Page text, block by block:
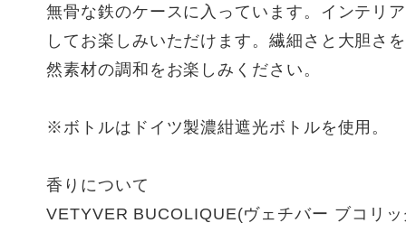
無骨な鉄のケースに入っています。インテリ
してお楽しみいただけます。繊細さと大胆さ
然素材の調和をお楽しみください。
※ボトルはドイツ製濃紺遮光ボトルを使用。
香りについて
VETYVER BUCOLIQUE(ヴェチバー ブコリ